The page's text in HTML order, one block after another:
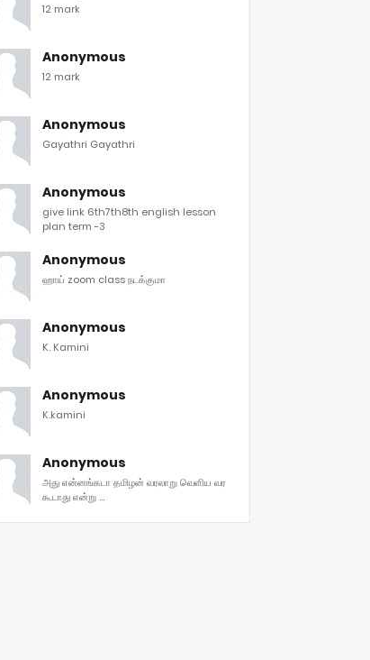
12 mark
Anonymous
12 mark
Anonymous
Gayathri Gayathri
Anonymous
give link 6th7th8th english lesson
plan term -3
Anonymous
ஹாய் zoom class நடக்குமா
Anonymous
K. Kamini
Anonymous
K.kamini
Anonymous
அது என்னங்கடா தமிழன் வரலாறு வெளிய வர
கூடாது என்று ...